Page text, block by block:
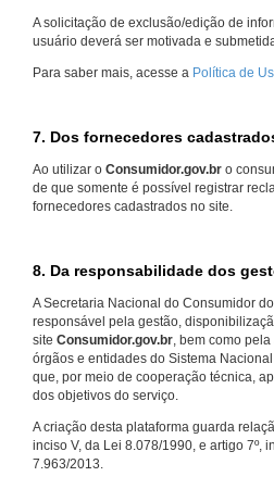
A solicitação de exclusão/edição de
usuário deverá ser motivada e
Para saber mais, acesse a Política de
7. Dos fornecedores
Ao utilizar o Consumidor.gov.br o
de que somente é possível registrar
fornecedores cadastrados no site.
8. Da responsabilidade dos
A Secretaria Nacional do Consumidor
responsável pela gestão,
site Consumidor.gov.br, bem como
órgãos e entidades do Sistema
que, por meio de cooperação técnica,
dos objetivos do serviço.
A criação desta plataforma guarda
inciso V, da Lei 8.078/1990, e artigo 7º,
7.963/2013.